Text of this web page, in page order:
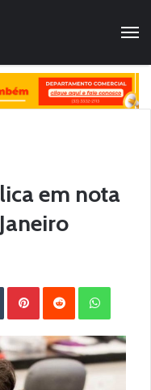
em nota
Tumblr Pinterest Reddit